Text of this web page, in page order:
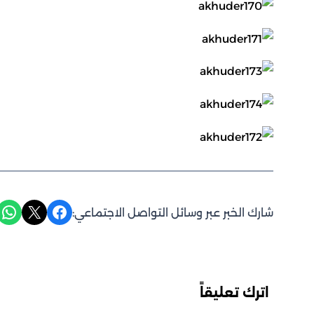
شارك الخبر عبر وسائل التواصل الاجتماعي: Share on Facebook
Share on X
Share on WhatsApp
اترك تعليقاً